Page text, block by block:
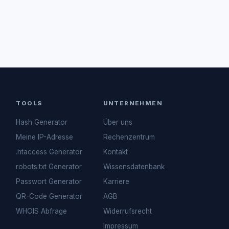
TOOLS
Hash Generator
Meine IP-Adresse
.htaccess Generator
robots.txt Generator
Passwort Generator
QR-Code Generator
WHOIS Abfrage
UNTERNEHMEN
Über uns
Rechenzentrum
Kontakt
Wissensdatenbank
Karriere
AGB
Widerrufsrecht
Impressum